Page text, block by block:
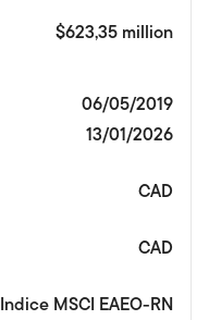
$623,35 million
06/05/2019
13/01/2026
CAD
CAD
Indice MSCI EAEO-RN